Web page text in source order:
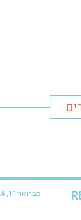
פברואר 11, 2024